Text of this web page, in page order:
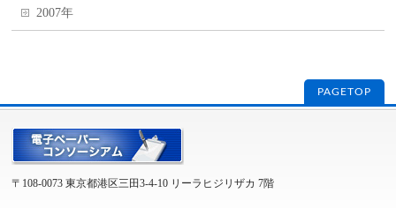
2007年
PAGETOP
〒108-0073 東京都港区三田3-4-10 リーラヒジリザカ 7階